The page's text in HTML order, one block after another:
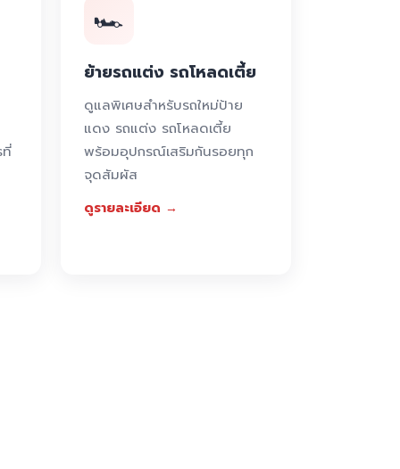
ที่
🏎️
ย้ายรถแต่ง รถโหลดเตี้ย
ดูแลพิเศษสำหรับรถใหม่ป้าย
แดง รถแต่ง รถโหลดเตี้ย
พร้อมอุปกรณ์เสริมกันรอยทุก
จุดสัมผัส
ดูรายละเอียด →